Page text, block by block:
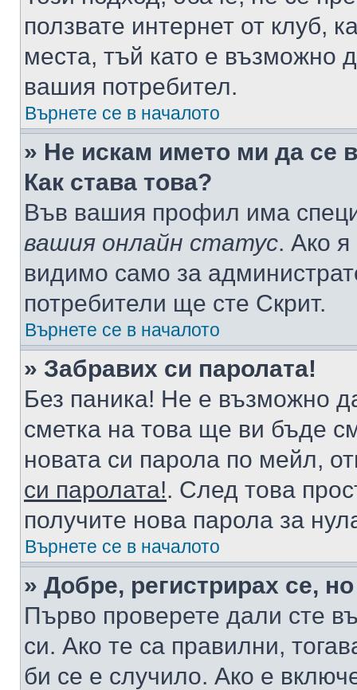
ползвате интернет от клуб,
места, тъй като е възможно
вашия потребител.
Върнете се в началото
» Не искам името ми да се
Как става това?
Във вашия профил има
вашия онлайн статус. Ако
видимо само за
потребители ще сте Скрит.
Върнете се в началото
» Забравих си паролата!
Без паника! Не е възможно
сметка на това ще ви бъде
новата си парола по мейл,
си паролата!. След това
получите нова парола за
Върнете се в началото
» Добре, регистрирах се,
Първо проверете дали сте
си. Ако те са правилни,
би се е случило. Ако е